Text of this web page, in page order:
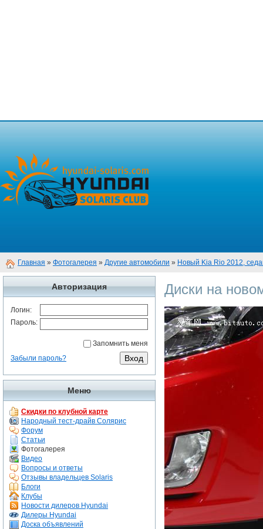
Главная » Фотогалерея » Другие автомобили » Новый Kia Rio 2012,
Авторизация
Логин:
Пароль:
Запомнить меня
Забыли пароль?
Меню
Скидки по клубной карте
Народный тест-драйв Солярис
Форум
Статьи
Фотогалерея
Видео
Вопросы и ответы
Отзывы владельцев Solaris
Блоги
Клубы
Новости дилеров Hyundai
Дилеры Hyundai
Доска объявлений
Диски на